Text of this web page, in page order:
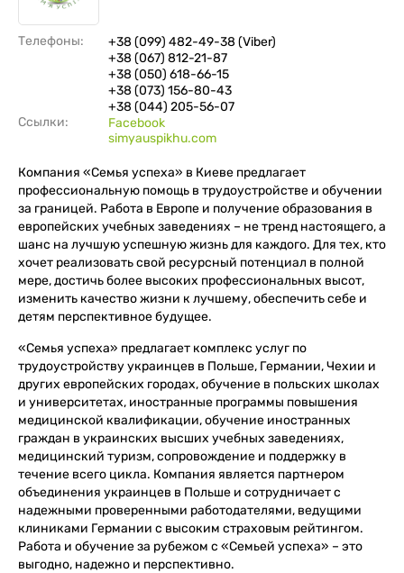
Телефоны:
+38 (099) 482-49-38 (Viber)
+38 (067) 812-21-87
+38 (050) 618-66-15
+38 (073) 156-80-43
+38 (044) 205-56-07
Ссылки:
Facebook
simyauspikhu.com
Компания «Семья успеха» в Киеве предлагает
профессиональную помощь в трудоустройстве и обучении
за границей. Работа в Европе и получение образования в
европейских учебных заведениях – не тренд настоящего, а
шанс на лучшую успешную жизнь для каждого. Для тех, кто
хочет реализовать свой ресурсный потенциал в полной
мере, достичь более высоких профессиональных высот,
изменить качество жизни к лучшему, обеспечить себе и
детям перспективное будущее.
«Семья успеха» предлагает комплекс услуг по
трудоустройству украинцев в Польше, Германии, Чехии и
других европейских городах, обучение в польских школах
и университетах, иностранные программы повышения
медицинской квалификации, обучение иностранных
граждан в украинских высших учебных заведениях,
медицинский туризм, сопровождение и поддержку в
течение всего цикла. Компания является партнером
объединения украинцев в Польше и сотрудничает с
надежными проверенными работодателями, ведущими
клиниками Германии с высоким страховым рейтингом.
Работа и обучение за рубежом с «Семьей успеха» – это
выгодно, надежно и перспективно.